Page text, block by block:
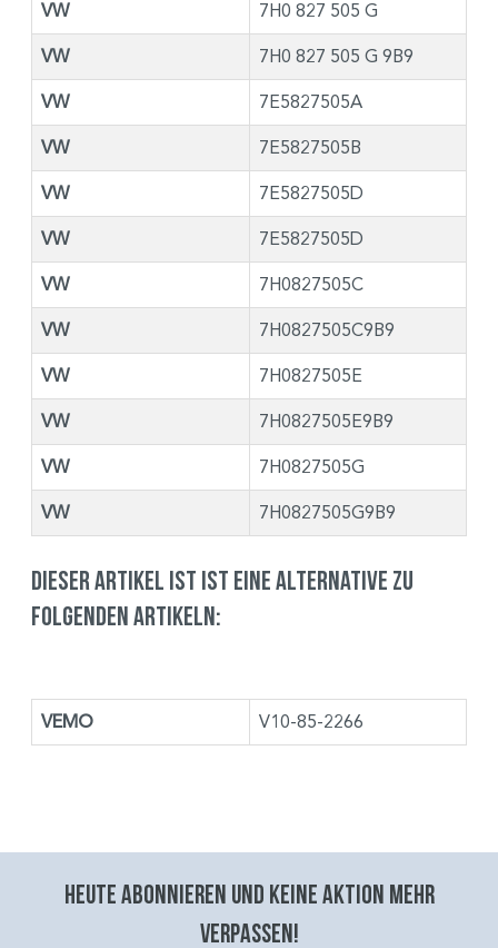
VW 7H0 827 505 G
VW 7H0 827 505 G 9B9
VW 7E5827505A
VW 7E5827505B
VW 7E5827505D
VW 7E5827505D
VW 7H0827505C
VW 7H0827505C9B9
VW 7H0827505E
VW 7H0827505E9B9
VW 7H0827505G
VW 7H0827505G9B9
Dieser Artikel ist ist eine Alternative zu
folgenden Artikeln:
VEMO V10-85-2266
Heute abonnieren und keine aktion mehr
verpassen!